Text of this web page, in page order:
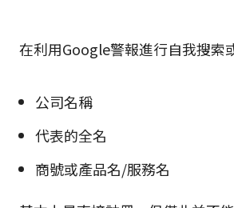
在利用Google警報進行自我搜索
公司名稱
代表的全名
商號或產品名/服務名